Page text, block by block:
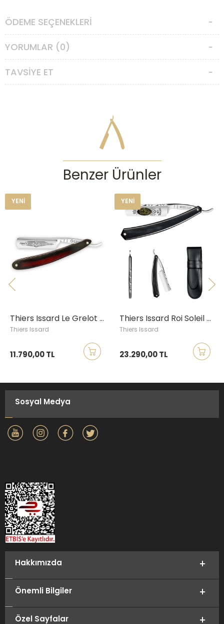
Fransız ustalığının zamana meydan okuyan temsilcilerinden biri olan
Thiers-Issard geleneksel tıraş kültürünü en saf ve zarif haliyle yaşatan
markalar arasında özel bir yere sahiptir. 1884 yılında Fransa’nın
bıçakçılık merkezi olarak bilinen Thiers kasabasında kurulan marka
nesiller boyunca aktarılan zanaatkârlık bilgisiyle benzersiz ürünler
ortaya koymaktadır.
Thiers Issard usturaları, yalnızca bir tıraş aracı değil, aynı zamanda
birer sanat eseridir. Yüksek karbonlu C135 Carbonsong çelikten
Değerli egzotik ahşaplar, kemik, boynuz ve özel reçine gibi seçkin
malzemelerle hazırlanan sap tasarımları, usturaların görsel çekiciliğini
artırır. Her bir Thiers Issard ürünü, yıllar geçtikçe değer kazanan ve
kullanıcıyla birlikte “yaşayan” bir obje haline gelir.
değil; aynı zamanda kalite, prestij ve ustalığın sembolüdür. Eğer tıraşı
günlük bir rutinden çıkarıp keyifli bir ritüele dönüştürmek istiyorsanız,
Ustura Bakım Notları:
Usturalar özel ilgi ve bakım ister. Keskin ağız mutlaka darbelerden
veya sürtünmelerden korunmalıdır. Her kullanım sonrası özenle
temizleyip kurulayarak saklamanız gerekir. Uzun süre
kullanılmayacağında, usturanızı hafifçe yağlayıp çocukların
erişemeyeceği, kuru bir yerde muhafaza ediniz.
UYARI:Ustura, ıslak tıraşta deneyim sahibi olan, yüzünü, cildini ve
sakalını tanıyan tecrübeli kişilerin kullanımına uygun bir alettir. Yeterli
deneyimi olmayan kişilerin elinde ustura ciddi kazalara ve
yaralanmalara yol açabilir. Islak tıraşı seven ancak yeterince deneyim
sahibi olmayan bir kullanıcıysanız
klasik tıraş aletlerimize
göz
Ürün Özellikleri
ÖDEME SEÇENEKLERI
YORUMLAR (0)
TAVSIYE ET
Benzer Ürünler
YENI
Thiers Issard Le Grelot Çelik Ustura 5/8", Kızıl-Siyah Stamina Saplı
Thiers Issard
11.790,00 TL
YENI
Thiers Issard Roi Soleil Çelik Ustura 6/8", Siyah Boynuz Saplı
Thiers Issard
23.290,00 TL
Sosyal Medya
Hakkımızda
Önemli Bilgiler
Özel Sayfalar